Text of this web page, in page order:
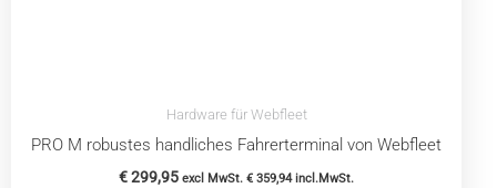
Hardware für Webfleet
PRO M robustes handliches Fahrerterminal von Webfleet
€299,95 excl MwSt. € 359,94incl.MwSt.